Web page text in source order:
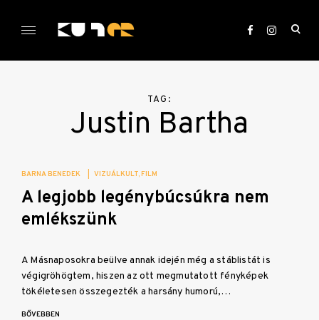
KULTer.hu
TAG:
Justin Bartha
BARNA BENEDEK VIZUÁLKULT FILM
A legjobb legénybúcsúkra nem
emlékszünk
A Másnaposokra beülve annak idején még a stáblistát is
végigröhögtem, hiszen az ott megmutatott fényképek
tökéletesen összegezték a harsány humorú,…
BŐVEBBEN